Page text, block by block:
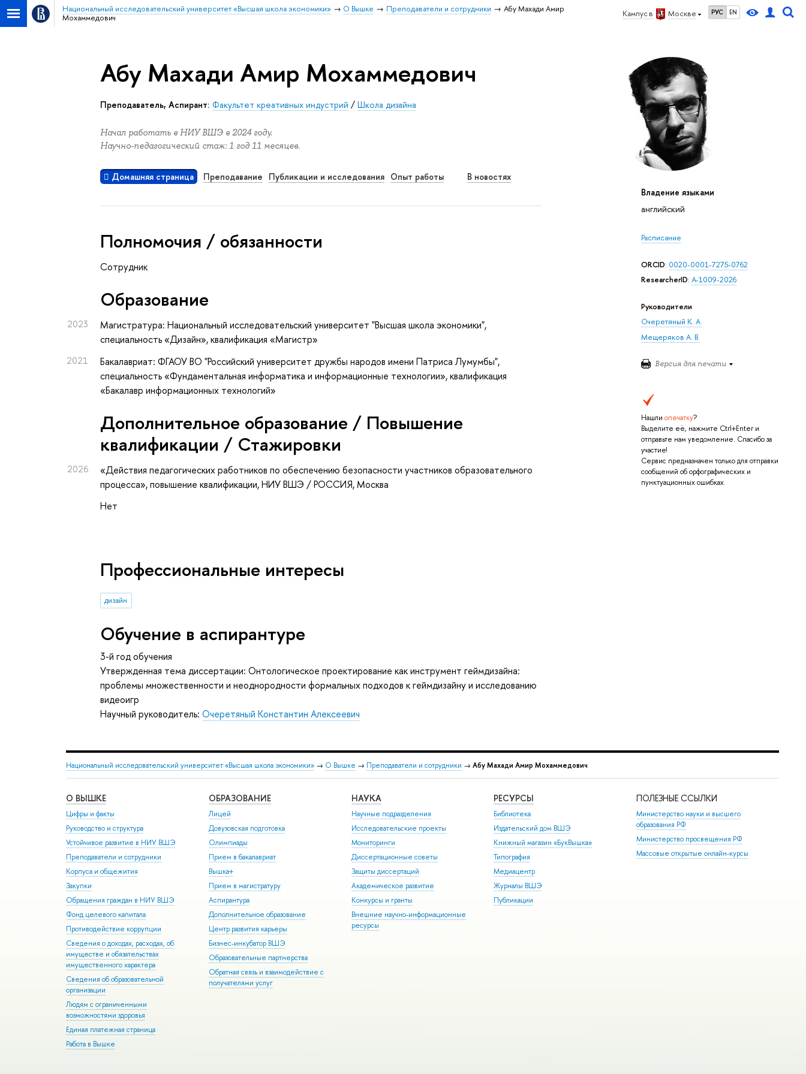
Кампус в Москве РУС EN
Национальный исследовательский университет «Высшая школа экономики» О Вышке Преподаватели и сотрудники
Абу Махади Амир
Мохаммедович
Владение языками
английский
Расписание
ORCID: 0020-0001-7275-0762
ResearcherID: A-1009-2026
Руководители
Очеретяный К. А.
Мещеряков А. В.
Версия для печати
Нашли опечатку?
Выделите её, нажмите Ctrl+Enter и
отправьте нам уведомление. Спасибо за
участие!
Сервис предназначен только для отправки
сообщений об орфографических и
пунктуационных ошибках.
Абу Махади Амир Мохаммедович
Преподаватель, Аспирант: Факультет креативных индустрий /Школа дизайна
Начал работать в НИУ ВШЭ в 2024 году.
Научно-педагогический стаж: 1 год 11 месяцев.
Домашняя страница Преподавание Публикации и исследования Опыт работы В новостях
Полномочия / обязанности
Сотрудник
Oбразование
2023
Магистратура: Национальный исследовательский университет "Высшая школа экономики",
специальность «Дизайн», квалификация «Магистр»
2021
Бакалавриат: ФГАОУ ВО "Российский университет дружбы народов имени Патриса Лумумбы",
специальность «Фундаментальная информатика и информационные технологии», квалификация
«Бакалавр информационных технологий»
Дополнительное образование / Повышение
квалификации / Стажировки
2026
«Действия педагогических работников по обеспечению безопасности участников образовательного
процесса», повышение квалификации, НИУ ВШЭ / РОССИЯ, Москва
Нет
Профессиональные интересы
дизайн
Обучение в аспирантуре
3-й год обучения
Утвержденная тема диссертации: Онтологическое проектирование как инструмент геймдизайна:
проблемы множественности и неоднородности формальных подходов к геймдизайну и исследованию
видеоигр
Научный руководитель:Очеретяный Константин Алексеевич
Национальный исследовательский университет «Высшая школа экономики» → О Вышке → Преподаватели и сотрудники → Абу Махади Амир Мохаммедович
О ВЫШКЕ
Цифры и факты
Руководство и структура
Устойчивое развитие в НИУ ВШЭ
Преподаватели и сотрудники
Корпуса и общежития
Закупки
Обращения граждан в НИУ ВШЭ
Фонд целевого капитала
Противодействие коррупции
Сведения о доходах, расходах, об
имуществе и обязательствах
имущественного характера
Сведения об образовательной
организации
Людям с ограниченными
возможностями здоровья
Единая платежная страница
Работа в Вышке
ОБРАЗОВАНИЕ
Лицей
Довузовская подготовка
Олимпиады
Прием в бакалавриат
Вышка+
Прием в магистратуру
Аспирантура
Дополнительное образование
Центр развития карьеры
Бизнес-инкубатор ВШЭ
Образовательные партнерства
Обратная связь и взаимодействие с
получателями услуг
НАУКА
Научные подразделения
Исследовательские проекты
Мониторинги
Диссертационные советы
Защиты диссертаций
Академическое развитие
Конкурсы и гранты
Внешние научно-информационные
ресурсы
РЕСУРСЫ
Библиотека
Издательский дом ВШЭ
Книжный магазин «БукВышка»
Типография
Медиацентр
Журналы ВШЭ
Публикации
ПОЛЕЗНЫЕ ССЫЛКИ
Министерство науки и высшего
образования РФ
Министерство просвещения РФ
Массовые открытые онлайн-курсы